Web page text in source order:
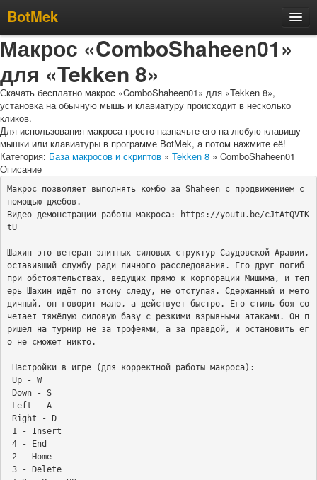
BotMek
Скачать
Обновления
Инструкция
Статьи
Бесплатные макросы
Отзывы
Поддержка
Форум
Макрос «ComboShaheen01»
для «Tekken 8»
Скачать бесплатно макрос «ComboShaheen01» для «Tekken 8»,
установка на обычную мышь и клавиатуру происходит в несколько
кликов.
Для использования макроса просто назначьте его на любую клавишу
мышки или клавиатуры в программе BotMek, а потом нажмите её!
Категория: База макросов и скриптов » Tekken 8 » ComboShaheen01
Описание
Макрос позволяет выполнять комбо за Shaheen с продвижением с
помощью джебов.
Видео демонстрации работы макроса: https://youtu.be/cJtAtQVTK
tU
Шахин это ветеран элитных силовых структур Саудовской Аравии,
оставивший службу ради личного расследования. Его друг погиб
при обстоятельствах, ведущих прямо к корпорации Мишима, и теп
ерь Шахин идёт по этому следу, не отступая. Сдержанный и мето
дичный, он говорит мало, а действует быстро. Его стиль боя со
четает тяжёлую силовую базу с резкими взрывными атаками. Он п
ришёл на турнир не за трофеями, а за правдой, и остановить ег
о не сможет никто.